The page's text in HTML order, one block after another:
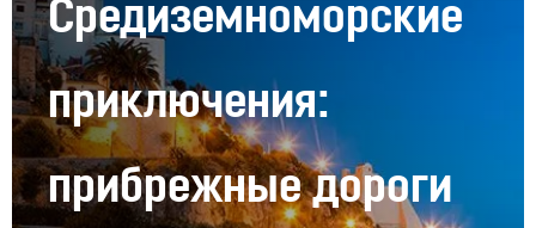
Средиземноморские
приключения:
прибрежные дороги